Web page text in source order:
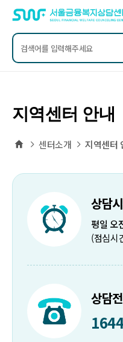
지역센터 안내
홈 센터소개 지역센터
상담
평일 오
(점심시
상담